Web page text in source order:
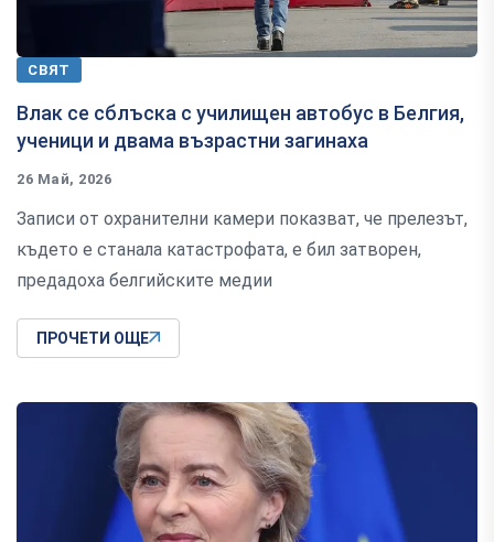
СВЯТ
Влак се сблъска с училищен автобус в Белгия,
ученици и двама възрастни загинаха
26 Май, 2026
Записи от охранителни камери показват, че прелезът,
където е станала катастрофата, е бил затворен,
предадоха белгийските медии
ПРОЧЕТИ ОЩЕ